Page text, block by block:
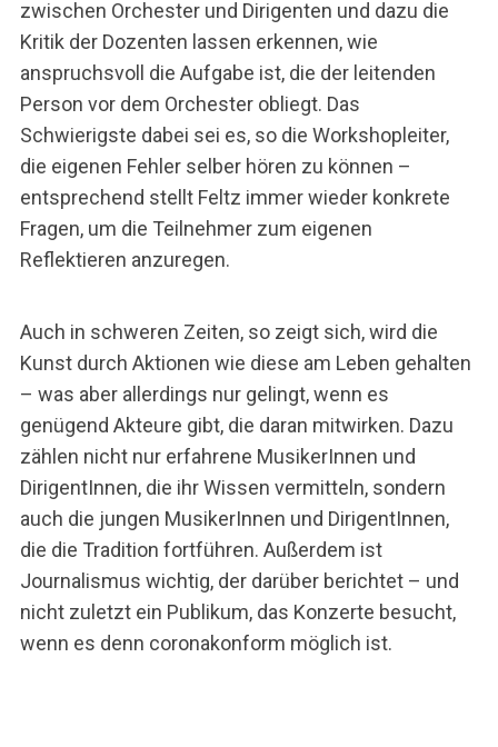
zwischen Orchester und Dirigenten und dazu die
Kritik der Dozenten lassen erkennen, wie
anspruchsvoll die Aufgabe ist, die der leitenden
Person vor dem Orchester obliegt. Das
Schwierigste dabei sei es, so die Workshopleiter,
die eigenen Fehler selber hören zu können –
entsprechend stellt Feltz immer wieder konkrete
Fragen, um die Teilnehmer zum eigenen
Reflektieren anzuregen.
Auch in schweren Zeiten, so zeigt sich, wird die
Kunst durch Aktionen wie diese am Leben gehalten
– was aber allerdings nur gelingt, wenn es
genügend Akteure gibt, die daran mitwirken. Dazu
zählen nicht nur erfahrene MusikerInnen und
DirigentInnen, die ihr Wissen vermitteln, sondern
auch die jungen MusikerInnen und DirigentInnen,
die die Tradition fortführen. Außerdem ist
Journalismus wichtig, der darüber berichtet – und
nicht zuletzt ein Publikum, das Konzerte besucht,
wenn es denn coronakonform möglich ist.